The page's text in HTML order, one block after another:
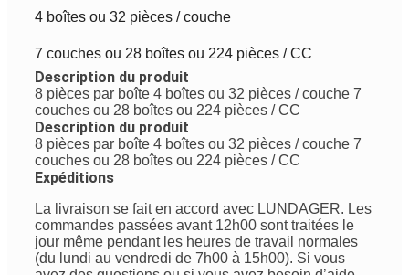
4 boîtes ou 32 pièces / couche
7 couches ou 28 boîtes ou 224 pièces / CC
Description du produit
8 pièces par boîte 4 boîtes ou 32 pièces / couche 7
couches ou 28 boîtes ou 224 pièces / CC
Description du produit
8 pièces par boîte 4 boîtes ou 32 pièces / couche 7
couches ou 28 boîtes ou 224 pièces / CC
Expéditions
La livraison se fait en accord avec LUNDAGER. Les
commandes passées avant 12h00 sont traitées le
jour même pendant les heures de travail normales
(du lundi au vendredi de 7h00 à 15h00). Si vous